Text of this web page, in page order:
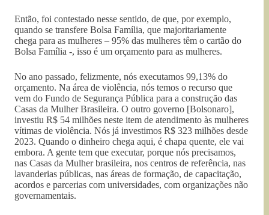
Então, foi contestado nesse sentido, de que, por exemplo,
quando se transfere Bolsa Família, que majoritariamente
chega para as mulheres – 95% das mulheres têm o cartão do
Bolsa Família -, isso é um orçamento para as mulheres.
No ano passado, felizmente, nós executamos 99,13% do
orçamento. Na área de violência, nós temos o recurso que
vem do Fundo de Segurança Pública para a construção das
Casas da Mulher Brasileira. O outro governo [Bolsonaro],
investiu R$ 54 milhões neste item de atendimento às mulheres
vítimas de violência. Nós já investimos R$ 323 milhões desde
2023. Quando o dinheiro chega aqui, é chapa quente, ele vai
embora. A gente tem que executar, porque nós precisamos,
nas Casas da Mulher brasileira, nos centros de referência, nas
lavanderias públicas, nas áreas de formação, de capacitação,
acordos e parcerias com universidades, com organizações não
governamentais.